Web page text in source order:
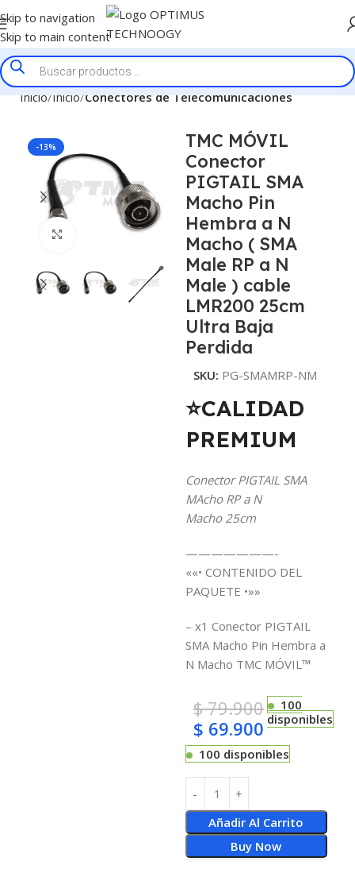
Skip to navigation
Skip to main content
Inicio Inicio Conectores de Telecomunicaciones
-13%
Click to enlarge
TMC MÓVIL
Conector
PIGTAIL SMA
Macho Pin
Hembra a N
Macho ( SMA
Male RP a N
Male ) cable
LMR200 25cm
Ultra Baja
Perdida
SKU: PG-SMAMRP-NM
⭐CALIDAD
PREMIUM
Conector PIGTAIL SMA
MAcho RP a N
Macho 25cm
———————-
««• CONTENIDO DEL
PAQUETE •»»
– x1 Conector PIGTAIL
SMA Macho Pin Hembra a
N Macho TMC MÓVIL™
$79.900
$ 69.900
100
disponibles
100 disponibles
Añadir Al Carrito
Buy Now